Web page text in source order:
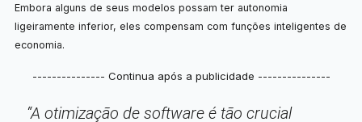
Embora alguns de seus modelos possam ter autonomia
ligeiramente inferior, eles compensam com funções inteligentes de
economia.
--------------- Continua após a publicidade ---------------
“A otimização de software é tão crucial